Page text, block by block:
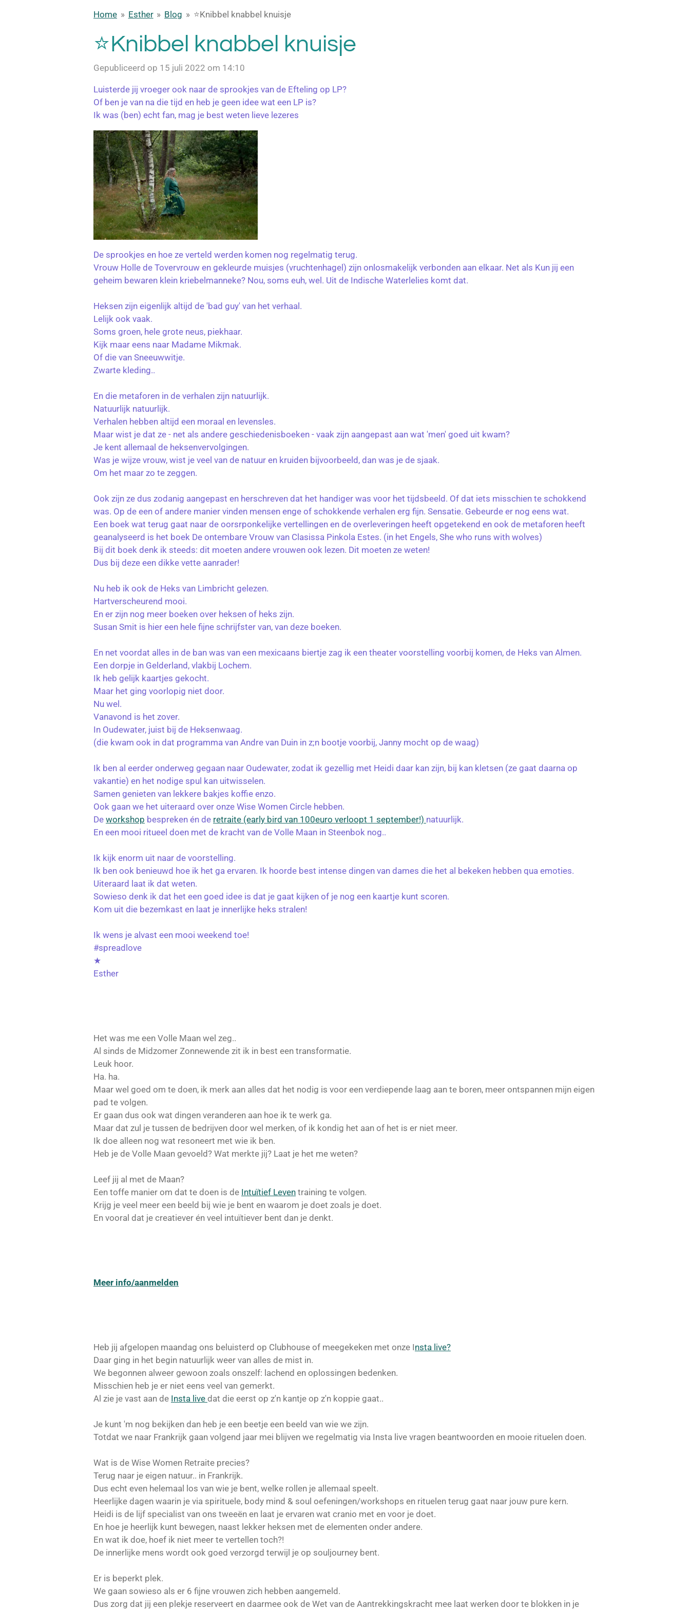
Home » Esther » Blog » ⭐Knibbel knabbel knuisje
⭐Knibbel knabbel knuisje
Gepubliceerd op 15 juli 2022 om 14:10
Luisterde jij vroeger ook naar de sprookjes van de Efteling op LP?
Of ben je van na die tijd en heb je geen idee wat een LP is?
Ik was (ben) echt fan, mag je best weten lieve lezeres
De sprookjes en hoe ze verteld werden komen nog regelmatig terug.
Vrouw Holle de Tovervrouw en gekleurde muisjes (vruchtenhagel) zijn onlosmakelijk verbonden aan elkaar. Net als Kun jij een
geheim bewaren klein kriebelmanneke? Nou, soms euh, wel. Uit de Indische Waterlelies komt dat.
Heksen zijn eigenlijk altijd de 'bad guy' van het verhaal.
Lelijk ook vaak.
Soms groen, hele grote neus, piekhaar.
Kijk maar eens naar Madame Mikmak.
Of die van Sneeuwwitje.
Zwarte kleding..
En die metaforen in de verhalen zijn natuurlijk.
Natuurlijk natuurlijk.
Verhalen hebben altijd een moraal en levensles.
Maar wist je dat ze - net als andere geschiedenisboeken - vaak zijn aangepast aan wat 'men' goed uit kwam?
Je kent allemaal de heksenvervolgingen.
Was je wijze vrouw, wist je veel van de natuur en kruiden bijvoorbeeld, dan was je de sjaak.
Om het maar zo te zeggen.
Ook zijn ze dus zodanig aangepast en herschreven dat het handiger was voor het tijdsbeeld. Of dat iets misschien te schokkend
was. Op de een of andere manier vinden mensen enge of schokkende verhalen erg fijn. Sensatie. Gebeurde er nog eens wat.
Een boek wat terug gaat naar de oorsrponkelijke vertellingen en de overleveringen heeft opgetekend en ook de metaforen heeft
geanalyseerd is het boek De ontembare Vrouw van Clasissa Pinkola Estes. (in het Engels, She who runs with wolves)
Bij dit boek denk ik steeds: dit moeten andere vrouwen ook lezen. Dit moeten ze weten!
Dus bij deze een dikke vette aanrader!
Nu heb ik ook de Heks van Limbricht gelezen.
Hartverscheurend mooi.
En er zijn nog meer boeken over heksen of heks zijn.
Susan Smit is hier een hele fijne schrijfster van, van deze boeken.
En net voordat alles in de ban was van een mexicaans biertje zag ik een theater voorstelling voorbij komen, de Heks van Almen.
Een dorpje in Gelderland, vlakbij Lochem.
Ik heb gelijk kaartjes gekocht.
Maar het ging voorlopig niet door.
Nu wel.
Vanavond is het zover.
In Oudewater, juist bij de Heksenwaag.
(die kwam ook in dat programma van Andre van Duin in z;n bootje voorbij, Janny mocht op de waag)
Ik ben al eerder onderweg gegaan naar Oudewater, zodat ik gezellig met Heidi daar kan zijn, bij kan kletsen (ze gaat daarna op
vakantie) en het nodige spul kan uitwisselen.
Samen genieten van lekkere bakjes koffie enzo.
Ook gaan we het uiteraard over onze Wise Women Circle hebben.
De workshop bespreken én de retraite (early bird van 100euro verloopt 1 september!) natuurlijk.
En een mooi ritueel doen met de kracht van de Volle Maan in Steenbok nog..
Ik kijk enorm uit naar de voorstelling.
Ik ben ook benieuwd hoe ik het ga ervaren. Ik hoorde best intense dingen van dames die het al bekeken hebben qua emoties.
Uiteraard laat ik dat weten.
Sowieso denk ik dat het een goed idee is dat je gaat kijken of je nog een kaartje kunt scoren.
Kom uit die bezemkast en laat je innerlijke heks stralen!
Ik wens je alvast een mooi weekend toe!
#spreadlove
★
Esther
Het was me een Volle Maan wel zeg..
Al sinds de Midzomer Zonnewende zit ik in best een transformatie.
Leuk hoor.
Ha. ha.
Maar wel goed om te doen, ik merk aan alles dat het nodig is voor een verdiepende laag aan te boren, meer ontspannen mijn eigen
pad te volgen.
Er gaan dus ook wat dingen veranderen aan hoe ik te werk ga.
Maar dat zul je tussen de bedrijven door wel merken, of ik kondig het aan of het is er niet meer.
Ik doe alleen nog wat resoneert met wie ik ben.
Heb je de Volle Maan gevoeld? Wat merkte jij? Laat je het me weten?
Leef jij al met de Maan?
Een toffe manier om dat te doen is de Intuïtief Leven training te volgen.
Krijg je veel meer een beeld bij wie je bent en waarom je doet zoals je doet.
En vooral dat je creatiever én veel intuïtiever bent dan je denkt.
Meer info/aanmelden
Heb jij afgelopen maandag ons beluisterd op Clubhouse of meegekeken met onze Insta live?
Daar ging in het begin natuurlijk weer van alles de mist in.
We begonnen alweer gewoon zoals onszelf: lachend en oplossingen bedenken.
Misschien heb je er niet eens veel van gemerkt.
Al zie je vast aan de Insta live dat die eerst op z'n kantje op z'n koppie gaat..
Je kunt 'm nog bekijken dan heb je een beetje een beeld van wie we zijn.
Totdat we naar Frankrijk gaan volgend jaar mei blijven we regelmatig via Insta live vragen beantwoorden en mooie rituelen doen.
Wat is de Wise Women Retraite precies?
Terug naar je eigen natuur.. in Frankrijk.
Dus echt even helemaal los van wie je bent, welke rollen je allemaal speelt.
Heerlijke dagen waarin je via spirituele, body mind & soul oefeningen/workshops en rituelen terug gaat naar jouw pure kern.
Heidi is de lijf specialist van ons tweeën en laat je ervaren wat cranio met en voor je doet.
En hoe je heerlijk kunt bewegen, naast lekker heksen met de elementen onder andere.
En wat ik doe, hoef ik niet meer te vertellen toch?!
De innerlijke mens wordt ook goed verzorgd terwijl je op souljourney bent.
Er is beperkt plek.
We gaan sowieso als er 6 fijne vrouwen zich hebben aangemeld.
Dus zorg dat jij een plekje reserveert en daarmee ook de Wet van de Aantrekkingskracht mee laat werken door te blokken in je